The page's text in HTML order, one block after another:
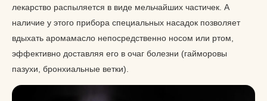
лекарство распыляется в виде мельчайших частичек. А
наличие у этого прибора специальных насадок позволяет
вдыхать аромамасло непосредственно носом или ртом,
эффективно доставляя его в очаг болезни (гайморовы
пазухи, бронхиальные ветки).